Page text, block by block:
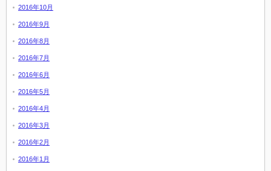
2016年10月
2016年9月
2016年8月
2016年7月
2016年6月
2016年5月
2016年4月
2016年3月
2016年2月
2016年1月